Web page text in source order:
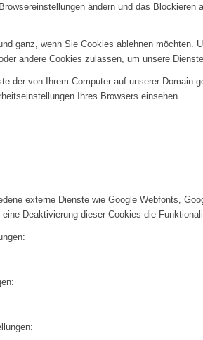
ändern und das
ganz, wenn Sie Cookies ablehnen möchten.
andere Cookies zulassen, um unsere
der von Ihrem Computer auf unserer Domain
Ihres Browsers einsehen.
externe Dienste wie Google Webfonts,
Deaktivierung dieser Cookies die